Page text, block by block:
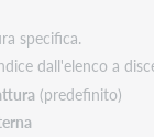
specifica.
dall'elenco a
(predefinito)